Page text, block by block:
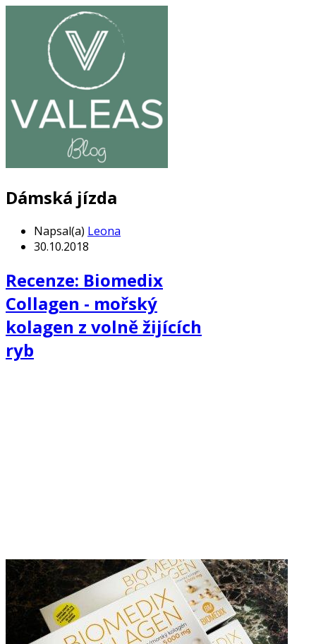
Dámská jízda
Napsal(a) Leona
30.10.2018
Recenze: Biomedix
Collagen - mořský
kolagen z volně žijících
ryb